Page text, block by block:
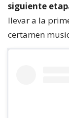
siguiente
llevar a la
certamen